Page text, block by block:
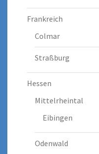
Frankreich
Colmar
Straßburg
Hessen
Mittelrheintal
Eibingen
Odenwald